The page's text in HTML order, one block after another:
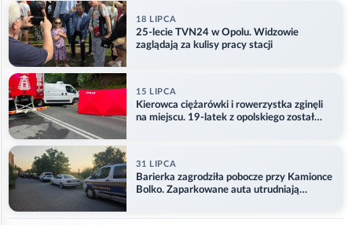
18 LIPCA
25-lecie TVN24 w Opolu. Widzowie
zaglądają za kulisy pracy stacji
15 LIPCA
Kierowca ciężarówki i rowerzystka zginęli
na miejscu. 19-latek z opolskiego został
31 LIPCA
Barierka zagrodziła pobocze przy Kamionce
Bolko. Zaparkowane auta utrudniają